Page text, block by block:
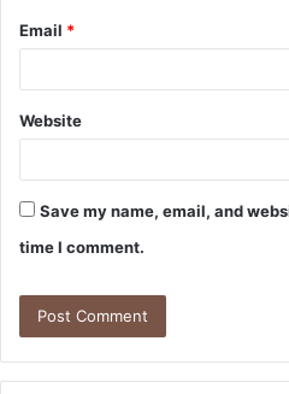
Email *
Website
Save my name, email, and
time I comment.